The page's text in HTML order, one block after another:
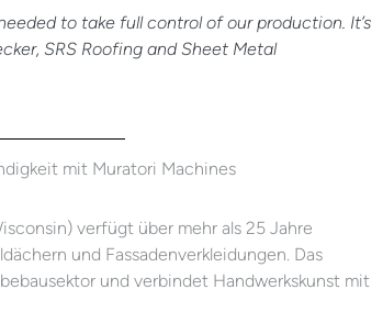
to take full control of our production. It’s
SRS Roofing and Sheet Metal
mit Muratori Machines
verfügt über mehr als 25 Jahre
und Fassadenverkleidungen. Das
und verbindet Handwerkskunst mit